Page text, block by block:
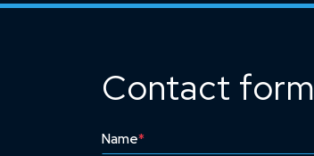
Contact form
Name*